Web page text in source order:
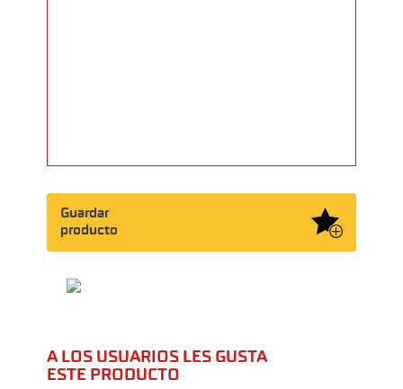
Guardar
producto
A LOS USUARIOS LES GUSTA
ESTE PRODUCTO